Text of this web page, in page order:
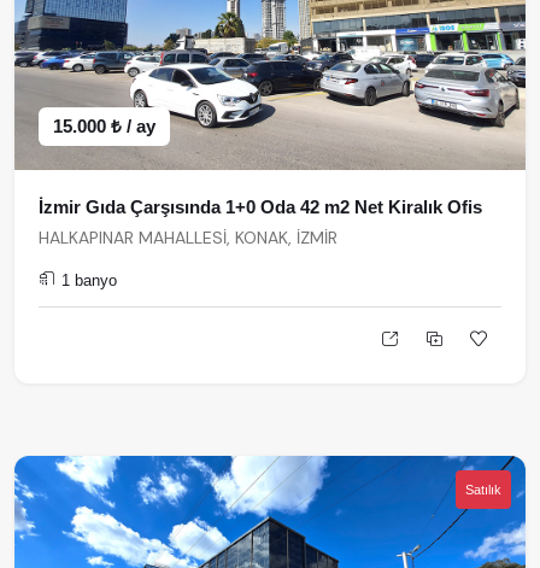
15.000 ₺ / ay
İzmir Gıda Çarşısında 1+0 Oda 42 m2 Net Kiralık Ofis
HALKAPINAR MAHALLESİ, KONAK, İZMİR
1 banyo
Satılık